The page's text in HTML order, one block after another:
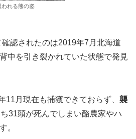
れる熊の姿
認されたのは2019年7月北海道
中を引き裂かれていた状態で発見
11月現在も捕獲できておらず、 襲
ち31頭が死んでしまい酪農家やハ
。